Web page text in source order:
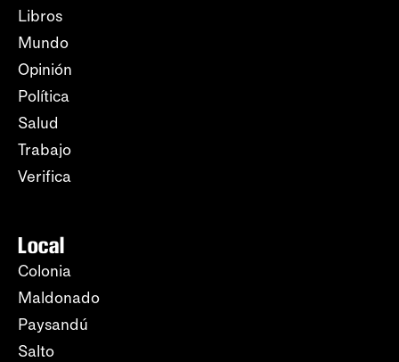
Libros
Mundo
Opinión
Política
Salud
Trabajo
Verifica
Local
Colonia
Maldonado
Paysandú
Salto